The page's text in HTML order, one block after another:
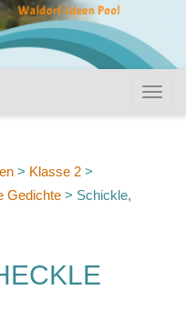
> Klasse 2 >
Gedichte > Schickle,